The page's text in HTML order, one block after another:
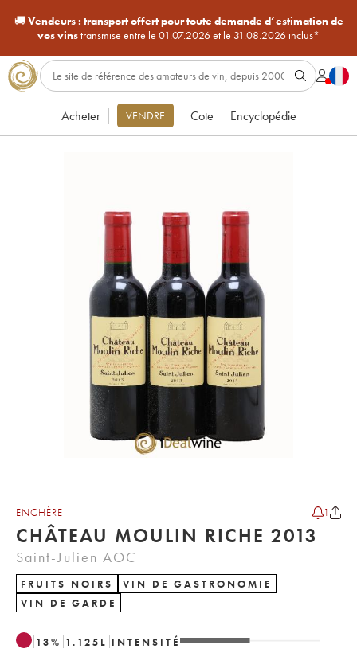
🚚Vendeurs : transport offert pour toute demande d’estimation de
vos vinstransmise entre le 01.07.2026 et le 31.08.2026 inclus*
Acheter VENDRE Cote Encyclopédie
ENCHÈRE 1
CHÂTEAU MOULIN RICHE 2013
Saint-Julien AOC
FRUITS NOIRS
VIN DE GASTRONOMIE
VIN DE GARDE
13% 1.125 L INTENSITÉ